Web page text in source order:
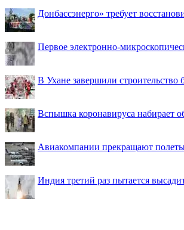
Донбассэнерго» требует
Первое электронно-
В Ухане завершили
Вспышка коронавируса набирает
Авиакомпании прекращают
Индия третий раз пытается